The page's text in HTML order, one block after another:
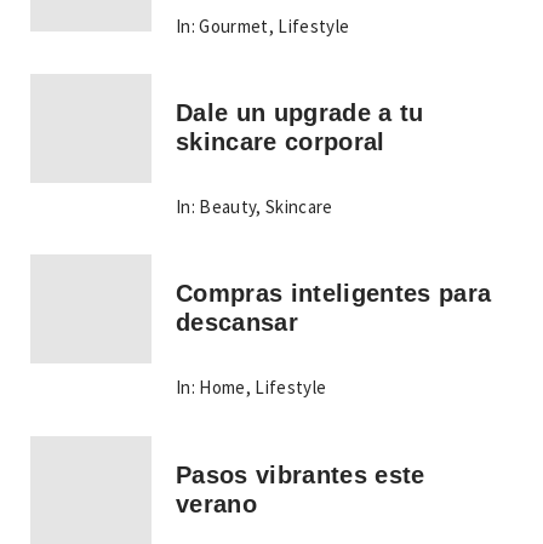
In: Gourmet, Lifestyle
Dale un upgrade a tu
skincare corporal
In: Beauty,Skincare
Compras inteligentes para
descansar
In: Home, Lifestyle
Pasos vibrantes este
verano